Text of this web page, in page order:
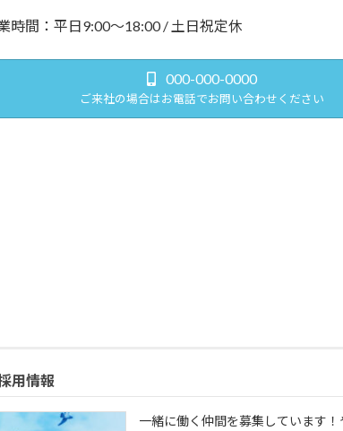
時間：平日9:00～18:00 / 土日祝定休
000-000-0000
ご来社の場合はお電話でお問い合わせください
用情報
一緒に働く仲間を募集しています